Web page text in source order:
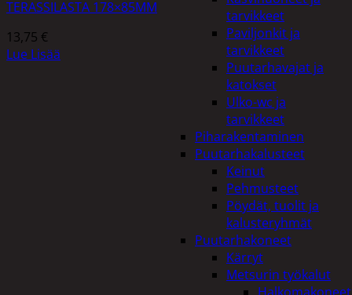
tarvikkeet
Paviljonkit ja
tarvikkeet
Puutarhavajat ja
katokset
Ulko-wc ja
tarvikkeet
Piharakentaminen
Puutarhakalusteet
Keinut
Pehmusteet
Pöydät, tuolit ja
kalusteryhmät
Puutarhakoneet
Kärryt
Metsurin työkalut
TERASSILASTA 178×85MM
13,75 €
Lue Lisää